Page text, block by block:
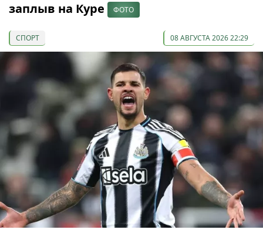
заплыв на Куре
ФОТО
СПОРТ 08 АВГУСТА 2026 22:29